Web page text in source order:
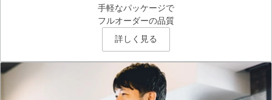
手軽なパッケージで
フルオーダーの品質
詳しく見る